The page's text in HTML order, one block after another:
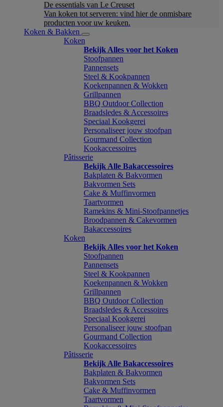
De essentials van Le Creuset
Van koken tot serveren: vind hier de onmisbare
producten voor uw keuken.
Koken & Bakken
Koken
Bekijk Alles voor het Koken
Stoofpannen
Pannensets
Steel & Kookpannen
Koekenpannen & Wokken
Grillpannen
BBQ Outdoor Collection
Braadsledes & Accessoires
Speciaal Kookgerei
Personaliseer jouw stoofpan
Gourmand Collection
Kookaccessoires
Pâtisserie
Bekijk Alle Bakaccessoires
Bakplaten & Bakvormen
Bakvormen Sets
Cake & Muffinvormen
Taartvormen
Ramekins & Mini-Stoofpannetjes
Broodpannen & Cakevormen
Bakaccessoires
Koken
Bekijk Alles voor het Koken
Stoofpannen
Pannensets
Steel & Kookpannen
Koekenpannen & Wokken
Grillpannen
BBQ Outdoor Collection
Braadsledes & Accessoires
Speciaal Kookgerei
Personaliseer jouw stoofpan
Gourmand Collection
Kookaccessoires
Pâtisserie
Bekijk Alle Bakaccessoires
Bakplaten & Bakvormen
Bakvormen Sets
Cake & Muffinvormen
Taartvormen